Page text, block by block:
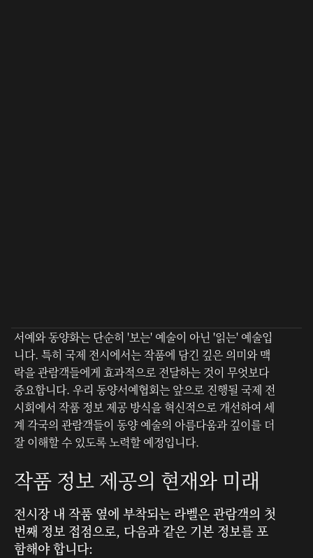
서예와 동양화는 단순히 '보는' 예술이 아닌 '읽는' 예술입
니다. 특히 국제 전시에서는 작품에 담긴 깊은 의미와 맥
락을 관람객들에게 효과적으로 전달하는 것이 무엇보다
중요합니다. 우리 동양서예협회는 앞으로 진행될 국제 전
시회에서 작품 정보 제공 방식을 혁신적으로 개선하여 세
계 각국의 관람객들이 동양 예술의 아름다움과 깊이를 더
잘 이해할 수 있도록 노력할 예정입니다.
작품 정보 제공의 현재와 미래
전시장 내 작품 옆에 부착되는 라벨은 관람객의 첫
번째 정보 접점으로, 다음과 같은 기본 정보를 포
함해야 합니다: